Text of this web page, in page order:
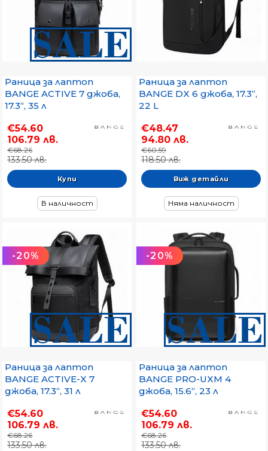
Раница за лаптоп
BANGE ACTIVE 7 джоба,
17.3“, 35 л
€54.60
106.79 лв.
€68.26
133.50 лв.
В наличност
Раница за лаптоп
BANGE DX 6 джоба, 17.3“,
22 L
€48.47
94.80 лв.
€60.59
118.50 лв.
Виж детайли
Няма наличност
-20%
Раница за лаптоп
BANGE ACTIVE-X 7
джоба, 17.3“, 31 л
€54.60
106.79 лв.
€68.26
133.50 лв.
-20%
Раница за лаптоп
BANGE PRO-UXM 4
джоба, 15.6“, 23 л
€54.60
106.79 лв.
€68.26
133.50 лв.